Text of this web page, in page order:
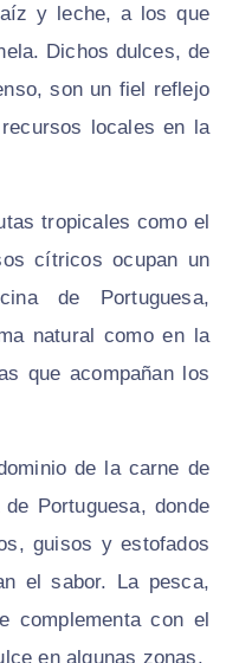
y leche, a los que
Dichos dulces, de
son un fiel reflejo
locales en la
tropicales como el
cítricos ocupan un
de Portuguesa,
natural como en la
que acompañan los
de la carne de
Portuguesa, donde
guisos y estofados
el sabor. La pesca,
complementa con el
en algunas zonas.